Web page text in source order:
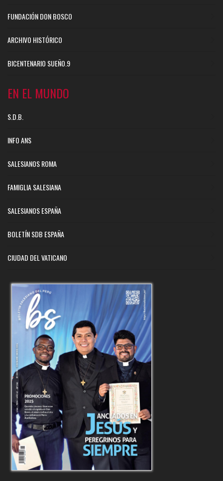
FUNDACIÓN DON BOSCO
ARCHIVO HISTÓRICO
BICENTENARIO SUEÑO.9
EN EL MUNDO
S.D.B.
INFO ANS
SALESIANOS ROMA
FAMIGLIA SALESIANA
SALESIANOS ESPAÑA
BOLETÍN SDB ESPAÑA
CIUDAD DEL VATICANO